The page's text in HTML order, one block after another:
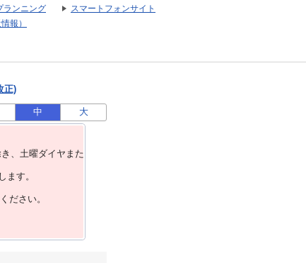
ランニング
スマートフォンサイト
報）
正)
中 大
、⼟曜ダイヤまた
す。
ださい。